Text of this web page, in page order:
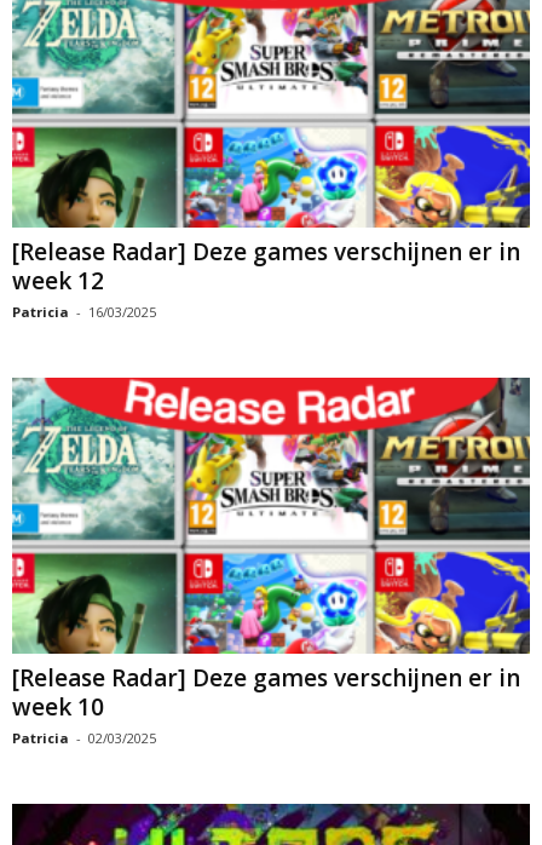
[Release Radar] Deze games verschijnen er in
week 12
Patricia - 16/03/2025
[Release Radar] Deze games verschijnen er in
week 10
Patricia - 02/03/2025